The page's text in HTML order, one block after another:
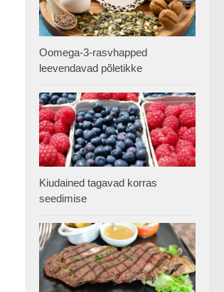
Oomega-3-rasvhapped
leevendavad põletikke
Kiudained tagavad korras
seedimise